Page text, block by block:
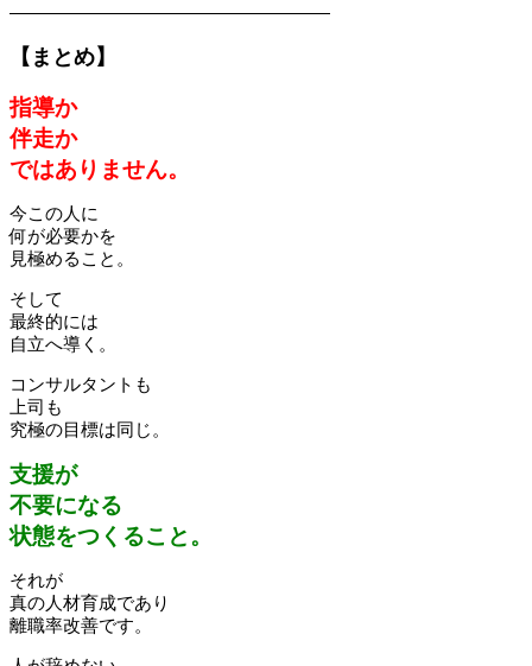
――――――――――――――――――
【まとめ】
指導か
伴走か
ではありません。
今この人に
何が必要かを
見極めること。
そして
最終的には
自立へ導く。
コンサルタントも
上司も
究極の目標は同じ。
支援が
不要になる
状態をつくること。
それが
真の人材育成であり
離職率改善です。